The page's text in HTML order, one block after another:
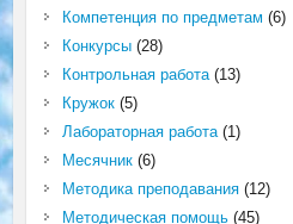
Компетенция по предметам (6)
Конкурсы(28)
Контрольная работа(13)
Кружок(5)
Лабораторная работа(1)
Месячник(6)
Методика преподавания(12)
Методическая помощь(45)